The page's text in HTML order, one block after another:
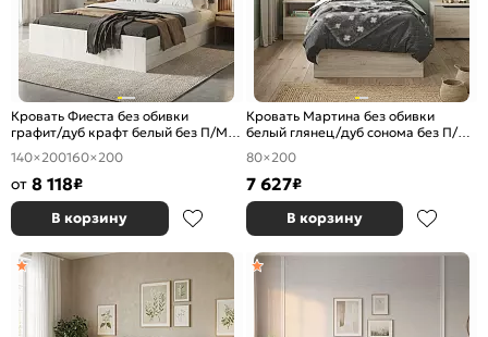
Кровать Фиеста без обивки
графит/дуб крафт белый без П/М
1400x2000, изголовье жесткое
140×200160×200
от 8 118₽
В корзину
Кровать Мартина без обивки
белый глянец/дуб сонома без П/М
800x2000, изголовье жесткое
80×200
7 627₽
В корзину